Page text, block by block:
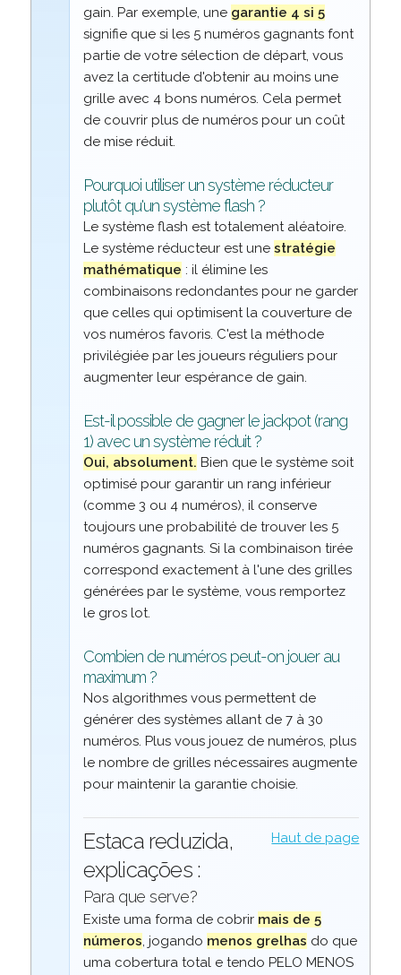
gain. Par exemple, une garantie 4 si 5
signifie que si les 5 numéros gagnants font
partie de votre sélection de départ, vous
avez la certitude d'obtenir au moins une
grille avec 4 bons numéros. Cela permet
de couvrir plus de numéros pour un coût
de mise réduit.
Pourquoi utiliser un système réducteur
plutôt qu'un système flash ?
Le système flash est totalement aléatoire.
Le système réducteur est une stratégie
mathématique : il élimine les
combinaisons redondantes pour ne garder
que celles qui optimisent la couverture de
vos numéros favoris. C'est la méthode
privilégiée par les joueurs réguliers pour
augmenter leur espérance de gain.
Est-il possible de gagner le jackpot (rang
1) avec un système réduit ?
Oui, absolument. Bien que le système soit
optimisé pour garantir un rang inférieur
(comme 3 ou 4 numéros), il conserve
toujours une probabilité de trouver les 5
numéros gagnants. Si la combinaison tirée
correspond exactement à l'une des grilles
générées par le système, vous remportez
le gros lot.
Combien de numéros peut-on jouer au
maximum ?
Nos algorithmes vous permettent de
générer des systèmes allant de 7 à 30
numéros. Plus vous jouez de numéros, plus
le nombre de grilles nécessaires augmente
pour maintenir la garantie choisie.
Haut de page
Estaca reduzida,
explicações :
Para que serve?
Existe uma forma de cobrir mais de 5
números , jogando menos grelhas do que
uma cobertura total e tendo PELO MENOS